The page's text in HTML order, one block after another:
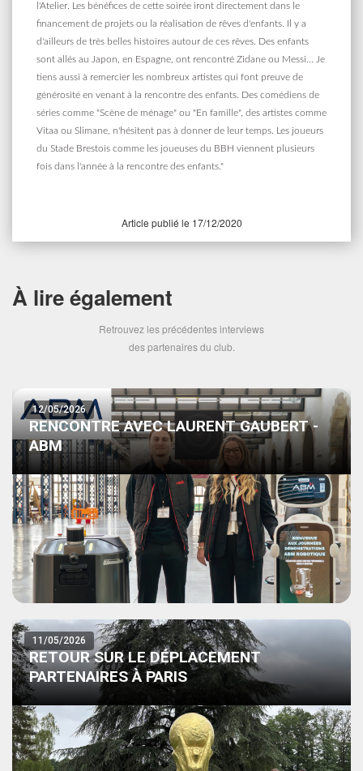
l'Atelier. Les bénéfices de cette soirée iront directement dans le
financement de projets ou la réalisation de rêves d'enfants. Il y a
d'ailleurs de très belles histoires autour de ces rêves. Des enfants
sont allés au Japon, en Espagne, ont rencontré Zidane ou Messi... Je
tiens aussi à remercier les nombreux artistes qui font preuve de
générosité en venant à la rencontre des enfants. Des comédiens de
séries comme "Scène de ménage" ou "En famille", des artistes comme
Vitaa ou Slimane, n'hésitent pas à donner de leur temps. Les joueurs
du Stade Brestois comme les joueuses du BBH viennent plusieurs
fois dans l'année à la rencontre des enfants."
Article publié le 17/12/2020
À lire également
Retrouvez les précédentes interviews
des partenaires du club.
12/05/2026
RENCONTRE AVEC LAURENT GAUBERT -
ABM
11/05/2026
RETOUR SUR LE DÉPLACEMENT
PARTENAIRES À PARIS